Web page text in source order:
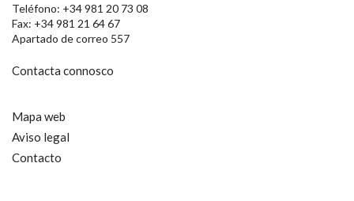
Teléfono: +34 981 20 73 08
Fax: +34 981 21 64 67
Apartado de correo 557
Contacta connosco
Mapa web
Aviso legal
Contacto